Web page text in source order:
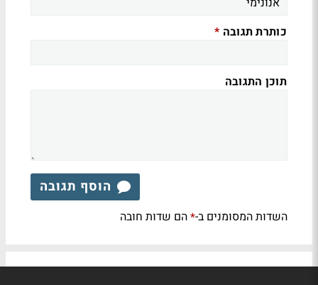
כותרת תגובה *
תוכן התגובה
הוסף תגובה
השדות המסומנים ב-*הם שדות חובה